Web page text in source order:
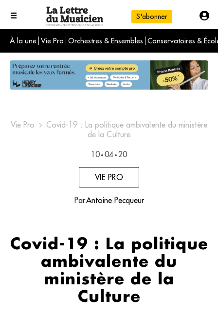
S'abonner
À la une Vie Pro Orchestres & Ensembles Conservatoires &
L'info du jour
Le numéro du mois
International
Vie Pro
Covid-19 : La politique ambivalente du ministère
de la Culture
10 • 04 • 20
VIE PRO
ParAntoine Pecqueur
Covid-19 : La politique
ambivalente du
ministère de la
Culture